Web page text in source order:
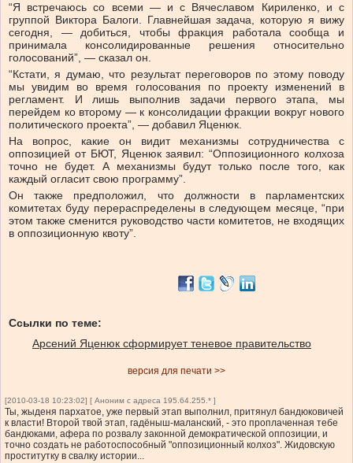
“Я встречаюсь со всеми — и с Вячеславом Кириленко, и с
группой Виктора Балоги. Главнейшая задача, которую я вижу
сегодня, — добиться, чтобы фракция работала сообща и
принимала консолидированные решения относительно
голосований”, — сказал он.
“Кстати, я думаю, что результат переговоров по этому поводу
мы увидим во время голосования по проекту изменений в
регламент. И лишь выполнив задачи первого этапа, мы
перейдем ко второму — к консолидации фракции вокруг нового
политического проекта”, — добавил Яценюк.
На вопрос, какие он видит механизмы сотрудничества с
оппозицией от БЮТ, Яценюк заявил: “Оппозиционного колхоза
точно не будет. А механизмы будут только после того, как
каждый огласит свою программу”.
Он также предположил, что должности в парламентских
комитетах буду перераспределены в следующем месяце, “при
этом также сменится руководство части комитетов, не входящих
в оппозиционную квоту”.
Ссылки по теме:
Арсений Яценюк сформирует теневое правительство
версия для печати >>
[2010-03-18 10:23:02] [ Аноним с адреса 195.64.255.* ]
Ты, жыденя пархатое, уже первый этап выполнил, притянул бандюковичей
к власти! Второй твой этап, гадёныш-маланский, - это проплаченная тебе
бандюками, афера по розвалу законной демократической оппозиции, и
точно создать не работоспособный "оппозиционный колхоз". Жидовскую
проститутку в свалку истории...